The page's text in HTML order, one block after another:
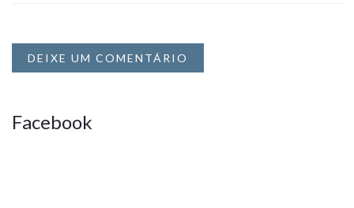
DEIXE UM COMENTÁRIO
Facebook